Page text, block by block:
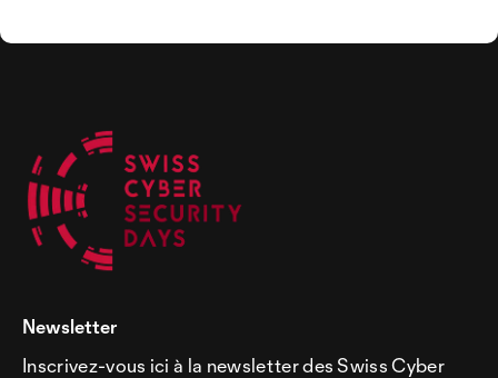
Newsletter
Inscrivez-vous ici à la newsletter des Swiss Cyber